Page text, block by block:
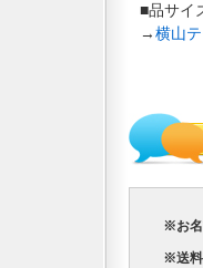
■品サイ
→横山
※お名
※送料